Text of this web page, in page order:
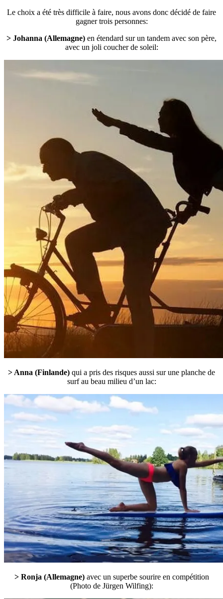
Le choix a été très difficile à faire, nous avons donc décidé de faire
gagner trois personnes:
> Johanna (Allemagne) en étendard sur un tandem avec son père,
avec un joli coucher de soleil:
> Anna (Finlande) qui a pris des risques aussi sur une planche de
surf au beau milieu d’un lac:
> Ronja (Allemagne)avec un superbe sourire en compétition
(Photo de Jürgen Wilfing):